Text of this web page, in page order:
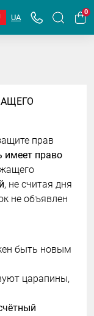
UA
0
прав
имеет право
, не считая дня
не объявлен
быть новым
царапины,